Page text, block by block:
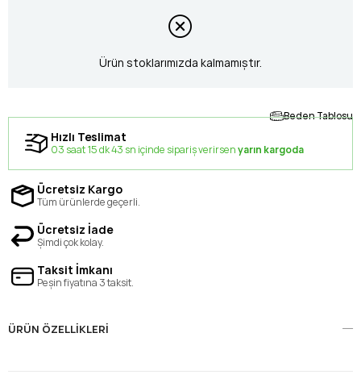
Ürün stoklarımızda kalmamıştır.
Beden Tablosu
Hızlı Teslimat
03 saat 15 dk 42 sn içinde sipariş verirsenyarın kargoda
Ücretsiz Kargo
Tüm ürünlerde geçerli.
Ücretsiz İade
Şimdi çok kolay.
Taksit İmkanı
Peşin fiyatına 3 taksit.
ÜRÜN ÖZELLIKLERI